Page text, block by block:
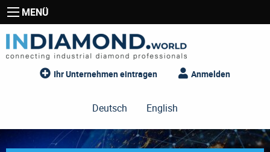
MENÜ
Ihr Unternehmen eintragen Anmelden
Deutsch English